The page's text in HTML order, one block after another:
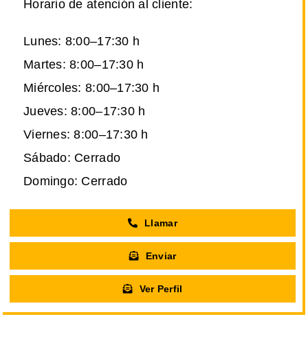
Horario de atención al cliente:
Lunes: 8:00–17:30 h
Martes: 8:00–17:30 h
Miércoles: 8:00–17:30 h
Jueves: 8:00–17:30 h
Viernes: 8:00–17:30 h
Sábado: Cerrado
Domingo: Cerrado
Llamar
Enviar
Ver Perfil